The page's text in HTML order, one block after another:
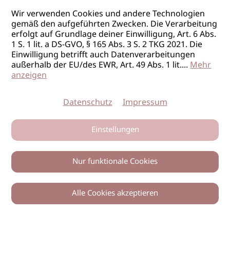
0
Wir verwenden Cookies und andere Technologien
gemäß den aufgeführten Zwecken. Die Verarbeitung
erfolgt auf Grundlage deiner Einwilligung, Art. 6 Abs.
1 S. 1 lit. a DS-GVO, § 165 Abs. 3 S. 2 TKG 2021. Die
Einwilligung betrifft auch Datenverarbeitungen
außerhalb der EU/des EWR, Art. 49 Abs. 1 lit....Mehr
anzeigen
Datenschutz Impressum
Einstellungen
Nur funktionale Cookies
Alle Cookies akzeptieren